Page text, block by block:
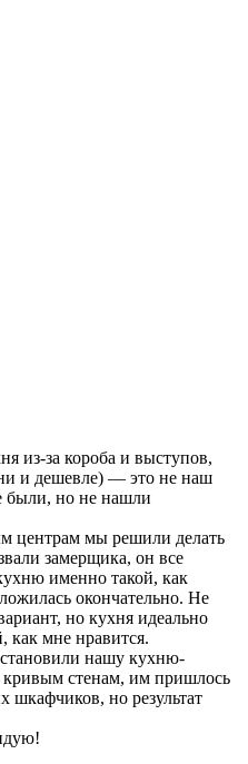
из-за короба и выступов,
и дешевле) — это не наш
были, но не нашли
центрам мы решили делать
замерщика, он все
именно такой, как
окончательно. Не
но кухня идеально
как мне нравится.
нашу кухню-
кривым стенам, им пришлось
шкафчиков, но результат